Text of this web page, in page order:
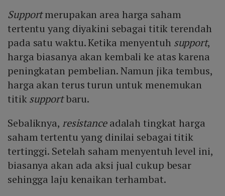
Supportmerupakan area harga saham
tertentu yang diyakini sebagai titik terendah
pada satu waktu. Ketika menyentuh support,
harga biasanya akan kembali ke atas karena
peningkatan pembelian. Namun jika tembus,
harga akan terus turun untuk menemukan
titiksupportbaru.
Sebaliknya, resistanceadalah tingkat harga
saham tertentu yang dinilai sebagai titik
tertinggi. Setelah saham menyentuh level ini,
biasanya akan ada aksi jual cukup besar
sehingga laju kenaikan terhambat.